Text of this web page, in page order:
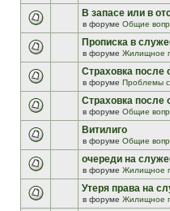
В запасе или в
в форуме Общие
Прописка в
в форуме Жилищное
Страховка после
в форуме Проблемы
Страховка после
в форуме Общие
Витилиго
в форуме Общие
очереди на
в форуме Жилищное
Утеря права на
в форуме Жилищное